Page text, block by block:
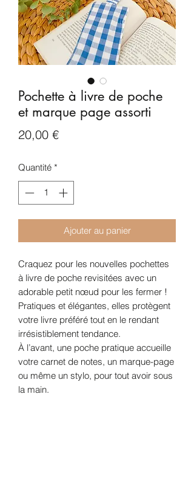
Pochette à livre de poche
et marque page assorti
20,00 €Prix
Quantité *
Ajouter au panier
Craquez pour les nouvelles pochettes
à livre de poche revisitées avec un
adorable petit nœud pour les fermer !
Pratiques et élégantes, elles protègent
votre livre préféré tout en le rendant
irrésistiblement tendance.
À l’avant, une poche pratique accueille
votre carnet de notes, un marque-page
ou même un stylo, pour tout avoir sous
la main.